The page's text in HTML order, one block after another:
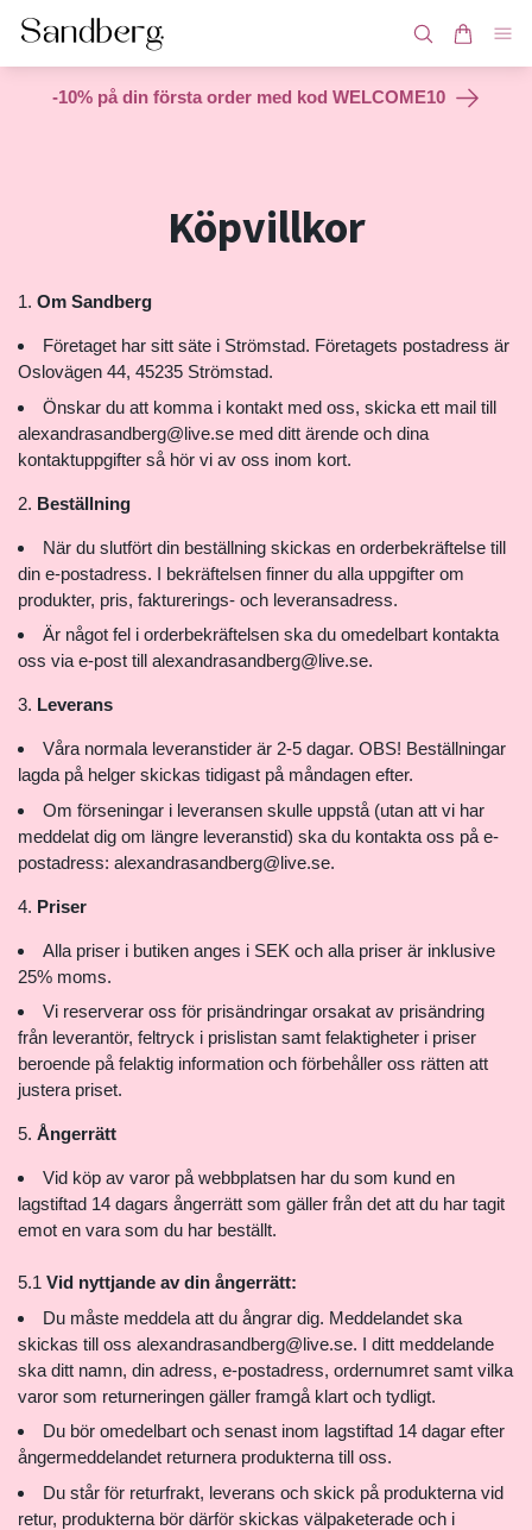
-10% på din första order med kod WELCOME10
Köpvillkor
Om Sandberg
Företaget har sitt säte i Strömstad. Företagets postadress är
Oslovägen 44, 45235 Strömstad.
Önskar du att komma i kontakt med oss, skicka ett mail till
alexandrasandberg@live.se med ditt ärende och dina
kontaktuppgifter så hör vi av oss inom kort.
Beställning
När du slutfört din beställning skickas en orderbekräftelse till
din e-postadress. I bekräftelsen finner du alla uppgifter om
produkter, pris, fakturerings- och leveransadress.
Är något fel i orderbekräftelsen ska du omedelbart kontakta
oss via e-post till alexandrasandberg@live.se.
Leverans
Våra normala leveranstider är 2-5 dagar. OBS! Beställningar
lagda på helger skickas tidigast på måndagen efter.
Om förseningar i leveransen skulle uppstå (utan att vi har
meddelat dig om längre leveranstid) ska du kontakta oss på e-
postadress: alexandrasandberg@live.se.
Priser
Alla priser i butiken anges i SEK och alla priser är inklusive
25% moms.
Vi reserverar oss för prisändringar orsakat av prisändring
från leverantör, feltryck i prislistan samt felaktigheter i priser
beroende på felaktig information och förbehåller oss rätten att
justera priset.
Ångerrätt
Vid köp av varor på webbplatsen har du som kund en
lagstiftad 14 dagars ångerrätt som gäller från det att du har tagit
emot en vara som du har beställt.
5.1 Vid nyttjande av din ångerrätt:
Du måste meddela att du ångrar dig. Meddelandet ska
skickas till oss alexandrasandberg@live.se. I ditt meddelande
ska ditt namn, din adress, e-postadress, ordernumret samt vilka
varor som returneringen gäller framgå klart och tydligt.
Du bör omedelbart och senast inom lagstiftad 14 dagar efter
ångermeddelandet returnera produkterna till oss.
Du står för returfrakt, leverans och skick på produkterna vid
retur, produkterna bör därför skickas välpaketerade och i